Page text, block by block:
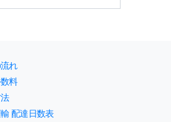
れ
料
配達日数表